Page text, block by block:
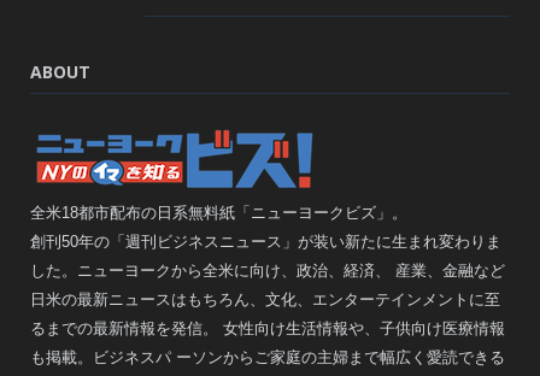
ABOUT
全米18都市配布の日系無料紙「ニューヨークビズ」。
創刊50年の「週刊ビジネスニュース」が装い新たに生まれ変わりま
した。ニューヨークから全米に向け、政治、経済、 産業、金融など
日米の最新ニュースはもちろん、文化、エンターテインメントに至
るまでの最新情報を発信。 女性向け生活情報や、子供向け医療情報
も掲載。ビジネスパ ーソンからご家庭の主婦まで幅広く愛読できる